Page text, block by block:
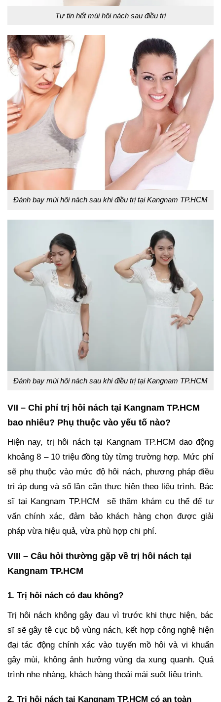
Tự tin hết mùi hôi nách sau điều trị
Đánh bay mùi hôi nách sau khi điều trị tại Kangnam TP.HCM
Đánh bay mùi hôi nách sau khi điều trị tại Kangnam TP.HCM
VII – Chi phí trị hôi nách tại Kangnam TP.HCM
bao nhiêu? Phụ thuộc vào yếu tố nào?
Hiện nay, trị hôi nách tại Kangnam TP.HCM dao động
khoảng 8 – 10 triệu đồng tùy từng trường hợp. Mức phí
sẽ phụ thuộc vào mức độ hôi nách, phương pháp điều
trị áp dụng và số lần cần thực hiện theo liệu trình. Bác
sĩ tại Kangnam TP.HCM sẽ thăm khám cụ thể để tư
vấn chính xác, đảm bảo khách hàng chọn được giải
pháp vừa hiệu quả, vừa phù hợp chi phí.
VIII – Câu hỏi thường gặp về trị hôi nách tại
Kangnam TP.HCM
1. Trị hôi nách có đau không?
Trị hôi nách không gây đau vì trước khi thực hiện, bác
sĩ sẽ gây tê cục bộ vùng nách, kết hợp công nghệ hiện
đại tác động chính xác vào tuyến mồ hôi và vi khuẩn
gây mùi, không ảnh hưởng vùng da xung quanh. Quá
trình nhẹ nhàng, khách hàng thoải mái suốt liệu trình.
2. Trị hôi nách tại Kangnam TP.HCM có an toàn